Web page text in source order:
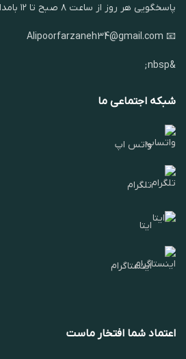
پاسخگویی هر روز از ساعت ۸ صبح تا ۱۲ بامداد
📧 Alipoorfarzaneh34@gmail.com
&nbsp;
شبکه اجتماعی ما
واتس اپ
تلگرام
ایتا
اینستاگرام
اعتماد شما افتخار ماست